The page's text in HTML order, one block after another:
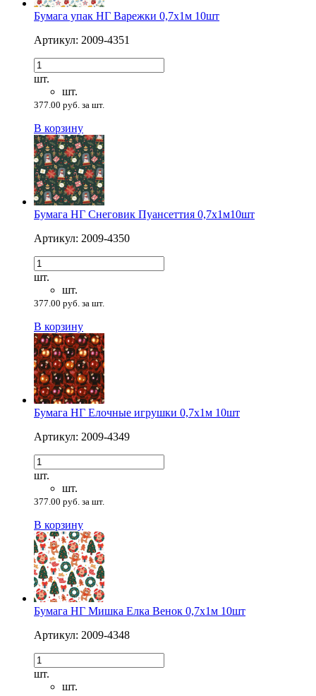
Бумага упак НГ Варежки 0,7х1м 10шт
Артикул: 2009-4351
шт.
шт.
377.00 руб. за шт.
В корзину
Бумага НГ Снеговик Пуансеттия 0,7х1м10шт
Артикул: 2009-4350
шт.
шт.
377.00 руб. за шт.
В корзину
Бумага НГ Елочные игрушки 0,7х1м 10шт
Артикул: 2009-4349
шт.
шт.
377.00 руб. за шт.
В корзину
Бумага НГ Мишка Елка Венок 0,7х1м 10шт
Артикул: 2009-4348
шт.
шт.